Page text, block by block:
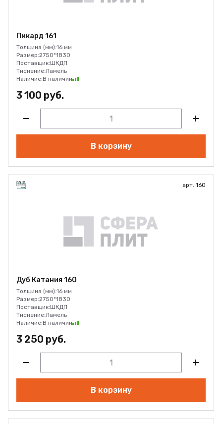
Пикард 161
Толщина (мм):16 мм
Размер:2750*1830
Поставщик:ШКДП
Тиснение:Ламель
Наличие:В наличии
3 100 руб.
В корзину
арт. 160
Дуб Катания 160
Толщина (мм):16 мм
Размер:2750*1830
Поставщик:ШКДП
Тиснение:Ламель
Наличие:В наличии
3 250 руб.
В корзину